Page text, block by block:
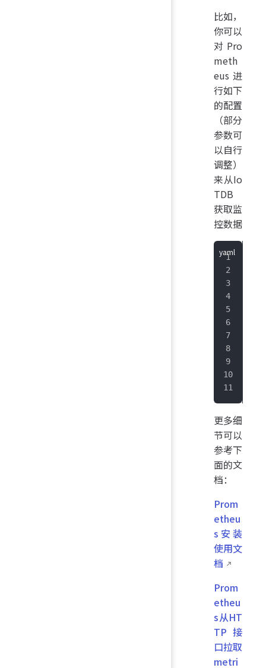
比如，
你可以
对Pro
meth
eus进
行如下
的配置
（部分
参数可
以自行
调整）
来从Io
TDB
获取监
控数据
更多细
节可以
参考下
面的文
档：
Prom
etheu
s安装
使用文
档
Prom
etheu
s从HT
TP接
口拉取
metri